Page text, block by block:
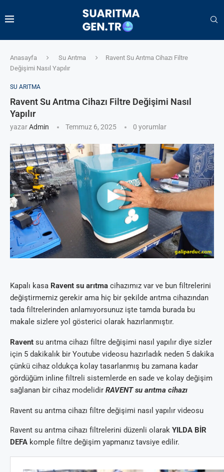
Anasayfa Su Arıtma
Ravent Su Arıtma Cihazı Filtre
Değişimi Nasıl Yapılır
SU ARITMA
Ravent Su Arıtma Cihazı Filtre Değişimi Nasıl
Yapılır
yazarAdmin Temmuz 6, 2025 0 yorumlar
Kapalı kasa Ravent su arıtma cihazımız var ve bun filtrelerini
değiştirmemiz gerekir ama hiç bir şekilde arıtma cihazından
tada filtrelerinden anlamıyorsunuz işte tamda burada bu
makale sizlere yol gösterici olarak hazırlanmıştır.
Ravent su arıtma cihazı filtre değişimi nasıl yapılır diye sizler
için 5 dakikalık bir Youtube videosu hazırladık neden 5 dakika
çünkü cihaz oldukça kolay tasarlanmış bu zamana kadar
gördüğüm inline filtreli sistemlerde en sade ve kolay değişim
sağlanan bir cihaz modelidir RAVENT su arıtma cihazı
Ravent su arıtma cihazı filtre değişimi nasıl yapılır videosu
Ravent su arıtma cihazı filtrelerini düzenli olarak YILDA BİR
DEFA komple filtre değişim yapmanız tavsiye edilir.